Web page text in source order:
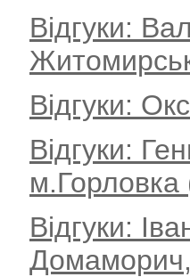
Відгуки:
Відгуки:
Відгуки:
Відгуки:
Домаморич,